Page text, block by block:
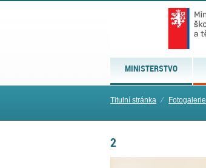
MINISTERSTVO
Titulní stránka ⁄ Fotogalerie
2